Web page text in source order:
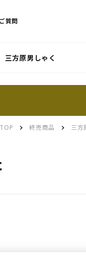
質問
三方原男しゃく
終売商品 三方